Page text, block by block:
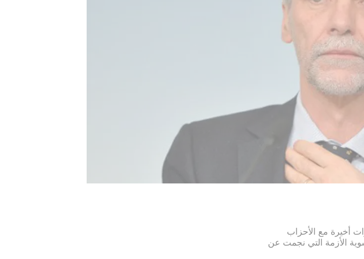
أخيرة مع الأحزاب
الأزمة التي نجمت عن